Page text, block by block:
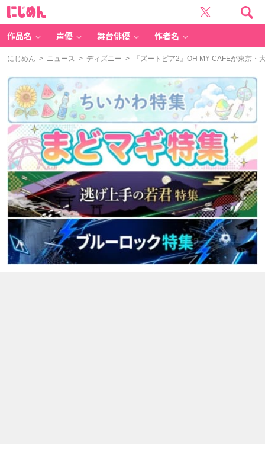
作品名 声優 舞台俳優 作者名
にじめん > ニュース > ディズニー > 『ズートピア2』OH MY CAFEが東京・